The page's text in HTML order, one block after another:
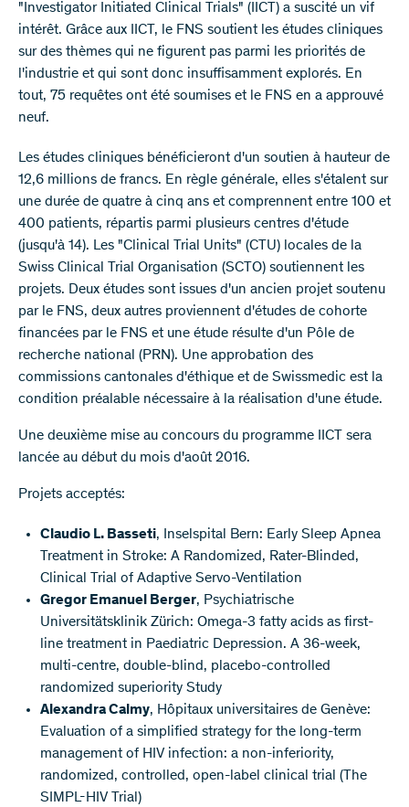
"Investigator Initiated Clinical Trials" (IICT) a suscité un vif
intérêt. Grâce aux IICT, le FNS soutient les études cliniques
sur des thèmes qui ne figurent pas parmi les priorités de
l'industrie et qui sont donc insuffisamment explorés. En
tout, 75 requêtes ont été soumises et le FNS en a approuvé
neuf.
Les études cliniques bénéficieront d'un soutien à hauteur de
12,6 millions de francs. En règle générale, elles s'étalent sur
une durée de quatre à cinq ans et comprennent entre 100 et
400 patients, répartis parmi plusieurs centres d'étude
(jusqu'à 14). Les "Clinical Trial Units" (CTU) locales de la
Swiss Clinical Trial Organisation (SCTO) soutiennent les
projets. Deux études sont issues d'un ancien projet soutenu
par le FNS, deux autres proviennent d'études de cohorte
financées par le FNS et une étude résulte d'un Pôle de
recherche national (PRN). Une approbation des
commissions cantonales d'éthique et de Swissmedic est la
condition préalable nécessaire à la réalisation d'une étude.
Une deuxième mise au concours du programme IICT sera
lancée au début du mois d'août 2016.
Projets acceptés:
Claudio L. Basseti, Inselspital Bern: Early Sleep Apnea
Treatment in Stroke: A Randomized, Rater-Blinded,
Clinical Trial of Adaptive Servo-Ventilation
Gregor Emanuel Berger, Psychiatrische
Universitätsklinik Zürich: Omega-3 fatty acids as first-
line treatment in Paediatric Depression. A 36-week,
multi-centre, double-blind, placebo-controlled
randomized superiority Study
Alexandra Calmy, Hôpitaux universitaires de Genève:
Evaluation of a simplified strategy for the long-term
management of HIV infection: a non-inferiority,
randomized, controlled, open-label clinical trial (The
SIMPL-HIV Trial)